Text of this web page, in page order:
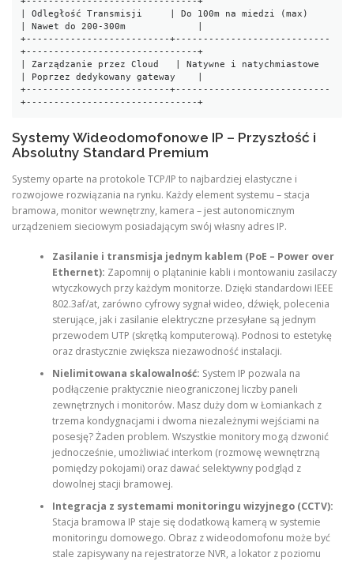
| Odległość Transmisji     | Do 100m na miedzi (max)
| Nawet do 200-300m             |
+--------------------------+----------------------------
+-------------------------------+
| Zarządzanie przez Cloud   | Natywne i natychmiastowe
| Poprzez dedykowany gateway    |
+--------------------------+----------------------------
Systemy Wideodomofonowe IP – Przyszłość i
Absolutny Standard Premium
Systemy oparte na protokole TCP/IP to najbardziej elastyczne i
rozwojowe rozwiązania na rynku. Każdy element systemu – stacja
bramowa, monitor wewnętrzny, kamera – jest autonomicznym
urządzeniem sieciowym posiadającym swój własny adres IP.
Zasilanie i transmisja jednym kablem (PoE – Power over
Ethernet): Zapomnij o plątaninie kabli i montowaniu zasilaczy
wtyczkowych przy każdym monitorze. Dzięki standardowi IEEE
802.3af/at, zarówno cyfrowy sygnał wideo, dźwięk, polecenia
sterujące, jak i zasilanie elektryczne przesyłane są jednym
przewodem UTP (skrętką komputerową). Podnosi to estetykę
oraz drastycznie zwiększa niezawodność instalacji.
Nielimitowana skalowalność: System IP pozwala na
podłączenie praktycznie nieograniczonej liczby paneli
zewnętrznych i monitorów. Masz duży dom w Łomiankach z
trzema kondygnacjami i dwoma niezależnymi wejściami na
posesję? Żaden problem. Wszystkie monitory mogą dzwonić
jednocześnie, umożliwiać interkom (rozmowę wewnętrzną
pomiędzy pokojami) oraz dawać selektywny podgląd z
dowolnej stacji bramowej.
Integracja z systemami monitoringu wizyjnego (CCTV):
Stacja bramowa IP staje się dodatkową kamerą w systemie
monitoringu domowego. Obraz z wideodomofonu może być
stale zapisywany na rejestratorze NVR, a lokator z poziomu